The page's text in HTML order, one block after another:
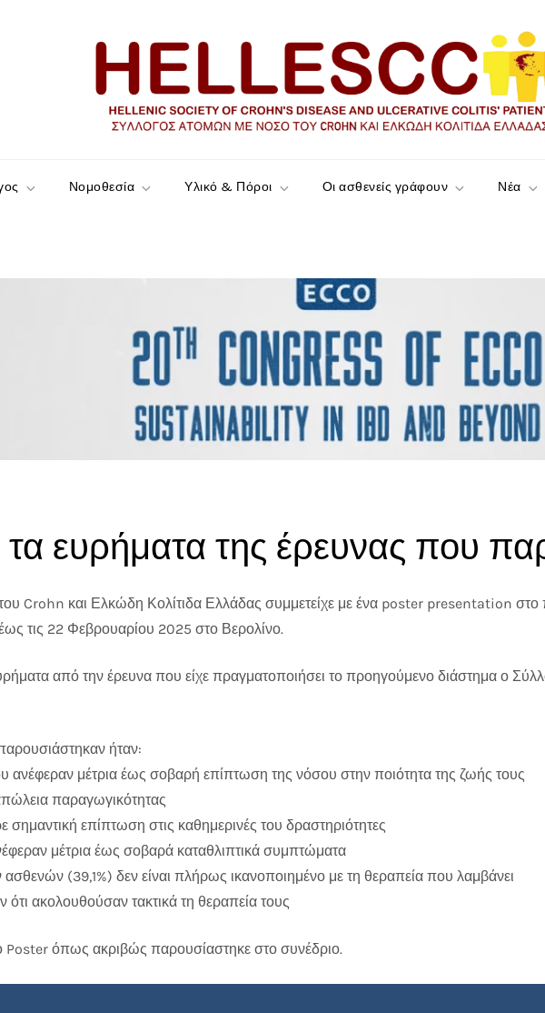
Νομοθεσία Υλικό & Πόροι Οι ασθενείς γράφουν Νέα
Crohn και Ελκώδη Κολίτιδα Ελλάδας συμμετείχε με ένα poster presentation στο
τις 22 Φεβρουαρίου 2025 στο Βερολίνο.
από την έρευνα που είχε πραγματοποιήσει το προηγούμενο διάστημα ο
ήταν:
ανέφεραν μέτρια έως σοβαρή επίπτωση της νόσου στην ποιότητα της ζωής τους
παραγωγικότητας
επίπτωση στις καθημερινές του δραστηριότητες
μέτρια έως σοβαρά καταθλιπτικά συμπτώματα
(39,1%) δεν είναι πλήρως ικανοποιημένο με τη θεραπεία που λαμβάνει
ότι ακολουθούσαν τακτικά τη θεραπεία τους
Poster όπως ακριβώς παρουσίαστηκε στο συνέδριο.